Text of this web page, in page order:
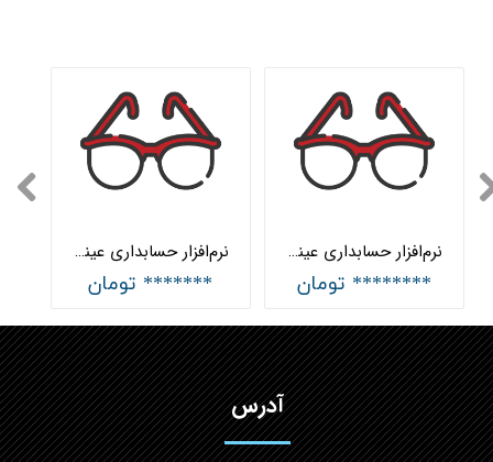
نرم‌افزار حسابداری عینک پیشرفته هلو APEX
******* تومان
نرم‌افزار حسابداری عینک جامع هلو APEX
******** تومان
آدرس